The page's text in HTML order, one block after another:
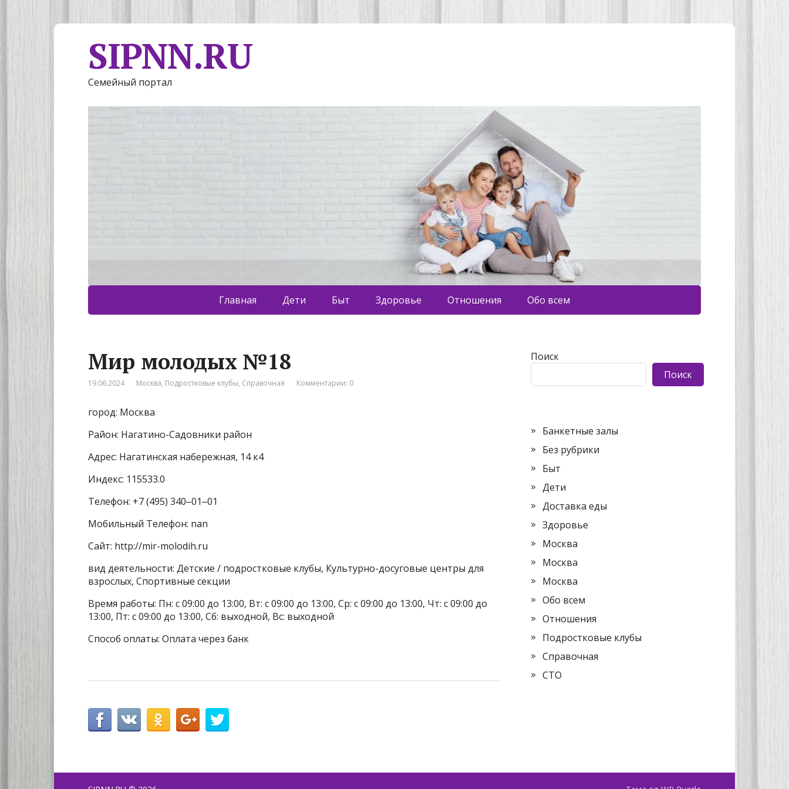
SIPNN.RU
Семейный портал
Главная Дети Быт Здоровье Отношения Обо всем
Мир молодых №18
19.06.2024 Москва, Подростковые клубы, Справочная Комментарии: 0
город: Москва
Район: Нагатино-Садовники район
Адрес: Нагатинская набережная, 14 к4
Индекс: 115533.0
Телефон: +7 (495) 340‒01‒01
Мобильный Телефон: nan
Сайт: http://mir-molodih.ru
вид деятельности: Детские / подростковые клубы, Культурно-досуговые центры для
взрослых, Спортивные секции
Время работы: Пн: с 09:00 до 13:00, Вт: с 09:00 до 13:00, Ср: с 09:00 до 13:00, Чт: с 09:00 до
13:00, Пт: с 09:00 до 13:00, Сб: выходной, Вс: выходной
Способ оплаты: Оплата через банк
Поиск
Поиск
Банкетные залы
Без рубрики
Быт
Дети
Доставка еды
Здоровье
Москва
Москва
Москва
Обо всем
Отношения
Подростковые клубы
Справочная
СТО